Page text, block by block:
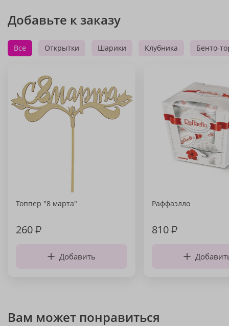
Добавьте к заказу
Все Открытки Шарики Клубника Бенто-
Топпер "8 марта"
260₽
Добавить
Раффаэлло
810₽
Вам может понравиться